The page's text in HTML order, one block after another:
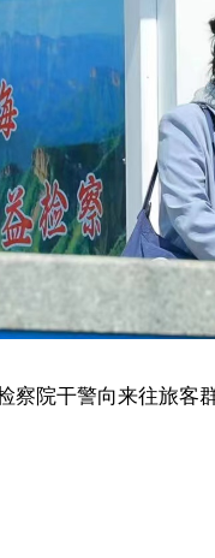
察院干警向来往旅客